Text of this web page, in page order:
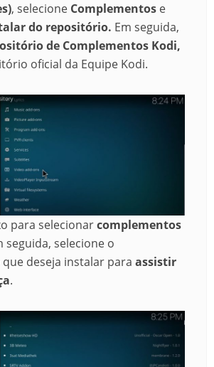
, selecione Complementos e
do repositório. Em seguida,
de Complementos Kodi,
oficial da Equipe Kodi.
para selecionarcomplementos
seguida, selecione o
deseja instalar para assistir
.